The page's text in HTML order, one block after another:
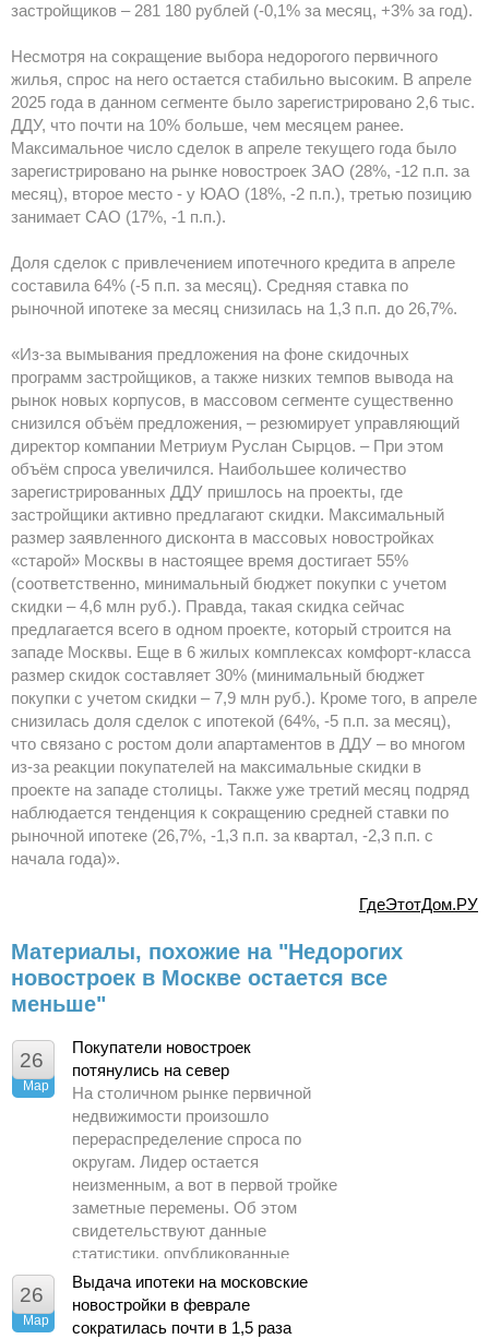
застройщиков – 281 180 рублей (-0,1% за месяц, +3% за год).
Несмотря на сокращение выбора недорогого первичного
жилья, спрос на него остается стабильно высоким. В апреле
2025 года в данном сегменте было зарегистрировано 2,6 тыс.
ДДУ, что почти на 10% больше, чем месяцем ранее.
Максимальное число сделок в апреле текущего года было
зарегистрировано на рынке новостроек ЗАО (28%, -12 п.п. за
месяц), второе место - у ЮАО (18%, -2 п.п.), третью позицию
занимает САО (17%, -1 п.п.).
Доля сделок с привлечением ипотечного кредита в апреле
составила 64% (-5 п.п. за месяц). Средняя ставка по
рыночной ипотеке за месяц снизилась на 1,3 п.п. до 26,7%.
«Из-за вымывания предложения на фоне скидочных
программ застройщиков, а также низких темпов вывода на
рынок новых корпусов, в массовом сегменте существенно
снизился объём предложения, – резюмирует управляющий
директор компании Метриум Руслан Сырцов. – При этом
объём спроса увеличился. Наибольшее количество
зарегистрированных ДДУ пришлось на проекты, где
застройщики активно предлагают скидки. Максимальный
размер заявленного дисконта в массовых новостройках
«старой» Москвы в настоящее время достигает 55%
(соответственно, минимальный бюджет покупки с учетом
скидки – 4,6 млн руб.). Правда, такая скидка сейчас
предлагается всего в одном проекте, который строится на
западе Москвы. Еще в 6 жилых комплексах комфорт-класса
размер скидок составляет 30% (минимальный бюджет
покупки с учетом скидки – 7,9 млн руб.). Кроме того, в апреле
снизилась доля сделок с ипотекой (64%, -5 п.п. за месяц),
что связано с ростом доли апартаментов в ДДУ – во многом
из-за реакции покупателей на максимальные скидки в
проекте на западе столицы. Также уже третий месяц подряд
наблюдается тенденция к сокращению средней ставки по
рыночной ипотеке (26,7%, -1,3 п.п. за квартал, -2,3 п.п. с
начала года)».
ГдеЭтотДом.РУ
Материалы, похожие на "Недорогих
новостроек в Москве остается все
меньше"
26
Мар
Покупатели новостроек
потянулись на север
На столичном рынке первичной
недвижимости произошло
перераспределение спроса по
округам. Лидер остается
неизменным, а вот в первой тройке
заметные перемены. Об этом
свидетельствуют данные
статистики, опубликованные
Управлением Росреестра по
Москве.
26
Мар
Выдача ипотеки на московские
новостройки в феврале
сократилась почти в 1,5 раза